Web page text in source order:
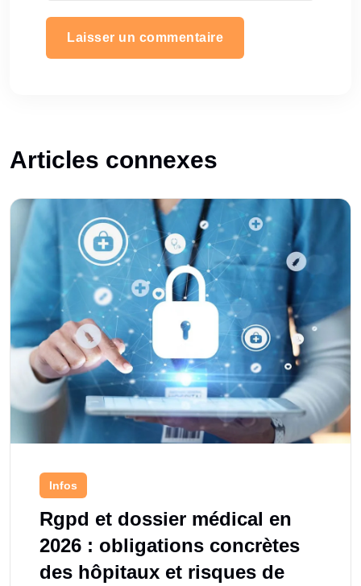
Articles connexes
Infos
Rgpd et dossier médical en
2026 : obligations concrètes
des hôpitaux et risques de